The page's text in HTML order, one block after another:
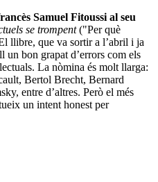
Samuel Fitoussi al seu
se trompent("Per què
llibre, que va sortir a l’abril i ja
un bon grapat d’errors com els
La nòmina és molt llarga:
Bertol Brecht, Bernard
entre d’altres. Però el més
un intent honest per